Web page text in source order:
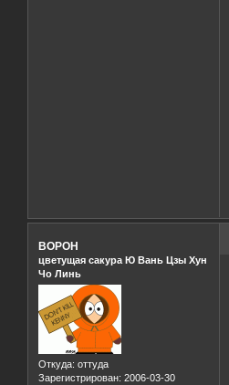
BOPOH
цветущая сакура Ю Вань Цзы Хун
Чо Линь
Откуда: оттуда
Зарегистрирован: 2006-03-30